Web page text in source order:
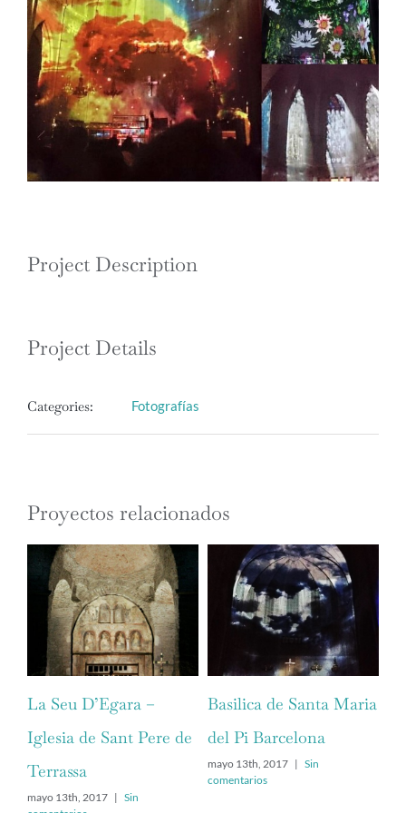
Project Description
Project Details
Categories: Fotografías
Proyectos relacionados
La Seu D’Egara –
Iglesia de Sant Pere de
Terrassa
mayo 13th, 2017 | Sin
Basilica de Santa Maria
del Pi Barcelona
mayo 13th, 2017 | Sin
comentarios